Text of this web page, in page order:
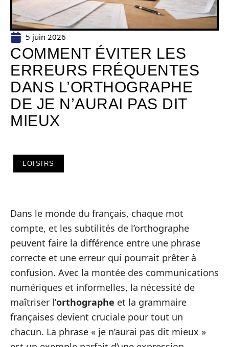
5 juin 2026
COMMENT ÉVITER LES
ERREURS FRÉQUENTES
DANS L’ORTHOGRAPHE
DE JE N’AURAI PAS DIT
MIEUX
LOISIRS
Dans le monde du français, chaque mot
compte, et les subtilités de l’orthographe
peuvent faire la différence entre une phrase
correcte et une erreur qui pourrait prêter à
confusion. Avec la montée des communications
numériques et informelles, la nécessité de
maîtriser l’orthographe et la grammaire
françaises devient cruciale pour tout un
chacun. La phrase « je n’aurai pas dit mieux »